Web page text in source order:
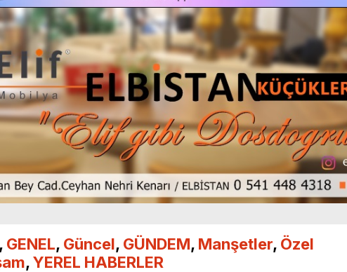
, GENEL, Güncel, GÜNDEM, Manşetler, Özel
,YEREL HABERLER